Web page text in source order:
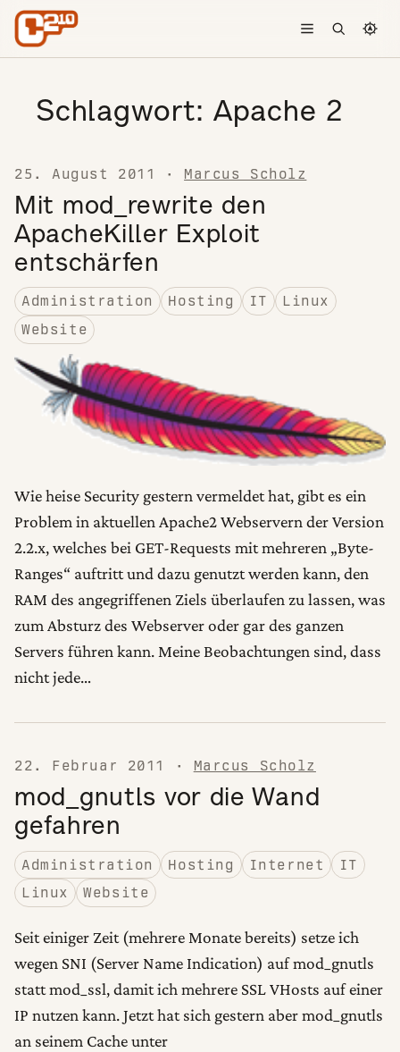
Skip to content
Toggle menu
Open
Schlagwort: Apache 2
25. August 2011 · Marcus Scholz
Mit mod_rewrite den
ApacheKiller Exploit
entschärfen
Administration Hosting IT
Linux
Website
Wie heise Security gestern vermeldet hat, gibt es ein
Problem in aktuellen Apache2 Webservern der Version
2.2.x, welches bei GET-Requests mit mehreren „Byte-
Ranges“ auftritt und dazu genutzt werden kann, den
RAM des angegriffenen Ziels überlaufen zu lassen, was
zum Absturz des Webserver oder gar des ganzen
Servers führen kann. Meine Beobachtungen sind, dass
nicht jede…
22. Februar 2011 · Marcus Scholz
mod_gnutls vor die Wand
gefahren
Administration Hosting Internet
IT
Linux
Website
Seit einiger Zeit (mehrere Monate bereits) setze ich
wegen SNI (Server Name Indication) auf mod_gnutls
statt mod_ssl, damit ich mehrere SSL VHosts auf einer
IP nutzen kann. Jetzt hat sich gestern aber mod_gnutls
an seinem Cache unter